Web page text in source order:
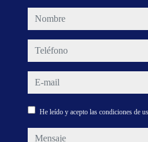
nombre
teléfono
e-mail
He leído y acepto las condiciones de
mensaje